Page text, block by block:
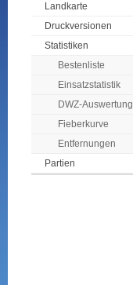
Landkarte
Druckversionen
Statistiken
Bestenliste
Einsatzstatistik
DWZ-Auswertung
Fieberkurve
Entfernungen
Partien